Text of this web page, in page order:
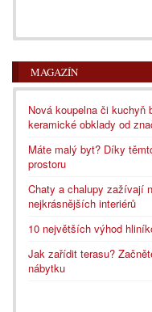
MAGAZÍN
Nová koupelna či kuchyň
keramické obklady od
Máte malý byt? Díky
prostoru
Chaty a chalupy zažívají
nejkrásnějších interiérů
10 největších výhod
Jak zařídit terasu?
nábytku